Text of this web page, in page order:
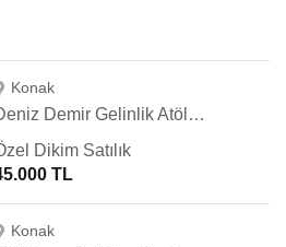
Konak
Deniz Demir Gelinlik Atölyesi
Dikim Satılık
TL
Konak